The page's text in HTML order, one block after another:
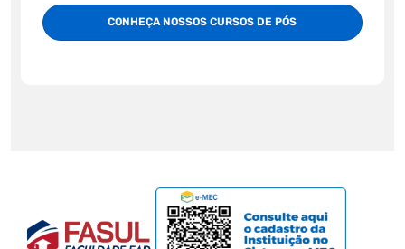
CONHEÇA NOSSOS CURSOS DE PÓS